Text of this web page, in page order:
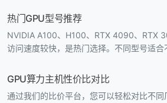
热门GPU型号推荐
NVIDIA A100、H100、RTX 4090、RTX
访问速度较快，是热门选择。不同型号适合
GPU算力主机性价比对比
通过我们的比价平台，您可以轻松对比不